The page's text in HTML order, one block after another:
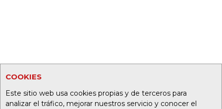
COOKIES
Este sitio web usa cookies propias y de terceros para
analizar el tráfico, mejorar nuestros servicio y conocer el